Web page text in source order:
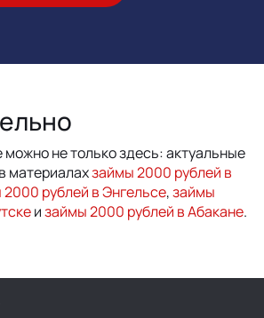
не только здесь: актуальные
материалахзаймы 2000 рублей в
рублей в Энгельсе,займы
изаймы 2000 рублей в Абакане.